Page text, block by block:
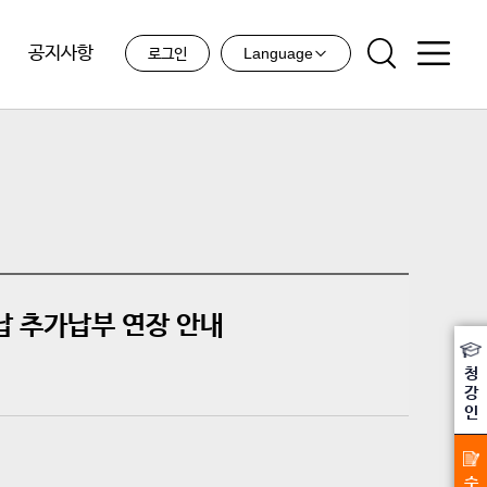
공지사항 로그인 Language
가납부 연장 안내
청
강
인
수